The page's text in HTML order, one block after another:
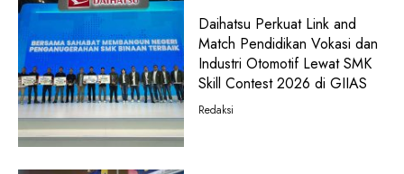
Daihatsu Perkuat Link and
Match Pendidikan Vokasi dan
Industri Otomotif Lewat SMK
Skill Contest 2026 di GIIAS
Redaksi